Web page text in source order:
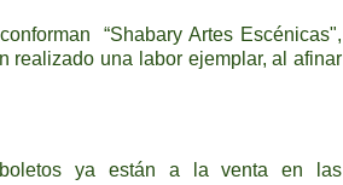
“Shabary Artes Escénicas",
realizado una labor ejemplar, al afinar
boletos ya están a la venta en las